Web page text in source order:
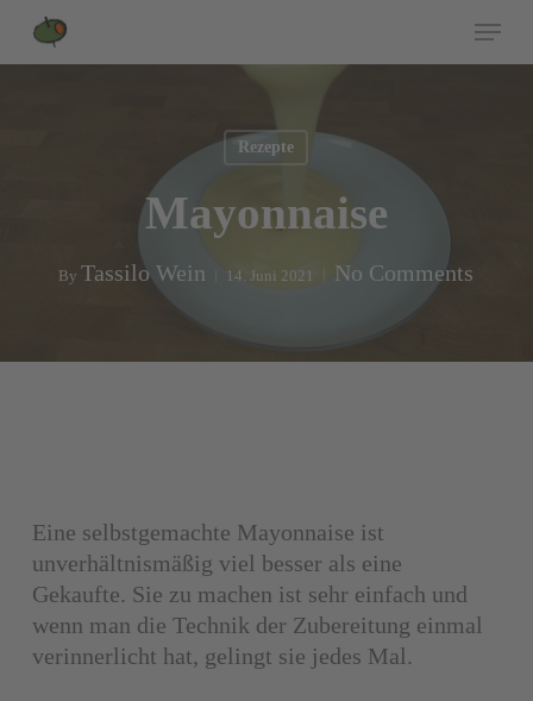
Menu
Rezepte
Mayonnaise
By Tassilo Wein 14. Juni 2021 No Comments
Eine selbstgemachte Mayonnaise ist
unverhältnismäßig viel besser als eine
Gekaufte. Sie zu machen ist sehr einfach und
wenn man die Technik der Zubereitung einmal
verinnerlicht hat, gelingt sie jedes Mal.